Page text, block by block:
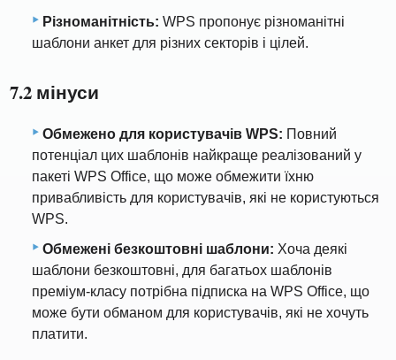
Різноманітність: WPS пропонує різноманітні
шаблони анкет для різних секторів і цілей.
7.2 мінуси
Обмежено для користувачів WPS: Повний
потенціал цих шаблонів найкраще реалізований у
пакеті WPS Office, що може обмежити їхню
привабливість для користувачів, які не користуються
WPS.
Обмежені безкоштовні шаблони: Хоча деякі
шаблони безкоштовні, для багатьох шаблонів
преміум-класу потрібна підписка на WPS Office, що
може бути обманом для користувачів, які не хочуть
платити.